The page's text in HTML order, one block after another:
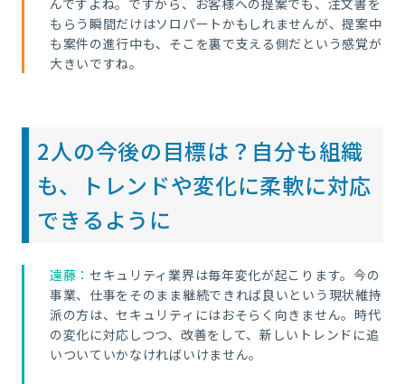
もらう瞬間だけはソロパートかもしれませんが、提案中
も案件の進行中も、そこを裏で支える側だという感覚が
大きいですね。
2人の今後の目標は？自分も組織
も、トレンドや変化に柔軟に対応
できるように
遠藤： セキュリティ業界は毎年変化が起こります。今の
事業、仕事をそのまま継続できれば良いという現状維持
派の方は、セキュリティにはおそらく向きません。時代
の変化に対応しつつ、改善をして、新しいトレンドに追
いついていかなければいけません。